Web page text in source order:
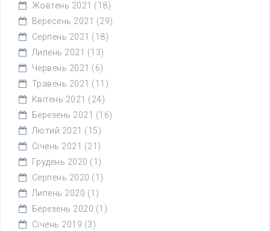
Жовтень 2021 (18)
Вересень 2021 (29)
Серпень 2021 (18)
Липень 2021 (13)
Червень 2021 (6)
Травень 2021 (11)
Квітень 2021 (24)
Березень 2021 (16)
Лютий 2021 (15)
Січень 2021 (21)
Грудень 2020 (1)
Серпень 2020 (1)
Липень 2020 (1)
Березень 2020 (1)
Січень 2019 (3)